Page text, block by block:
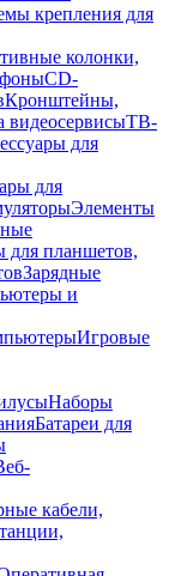
крепления для
колонки,
CD-
Кронштейны,
видеосервисыТВ-
для
для
Элементы
для планшетов,
Зарядные
и
Игровые
Наборы
Батареи для
кабели,